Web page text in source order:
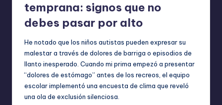
temprana: signos que no
debes pasar por alto
He notado que los niños autistas pueden expresar su
malestar a través de dolores de barriga o episodios de
llanto inesperado. Cuando mi prima empezó a presentar
“dolores de estómago” antes de los recreos, el equipo
escolar implementó una encuesta de clima que reveló
una ola de exclusión silenciosa.